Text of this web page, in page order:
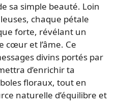
sa simple beauté. Loin
chaque pétale
forte, révélant un
cœur et l’âme. Ce
divins portés par
d’enrichir ta
floraux, tout en
naturelle d’équilibre et